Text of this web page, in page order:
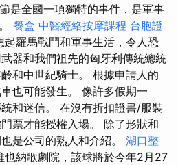
是全國一項獨特的事件，是軍事
餐盒 中醫經絡按摩課程 台胞證
起羅馬戰鬥和軍事生活，令人恐
器和我們祖先的匈牙利傳統總統
和中世紀騎士。 根據申請人的
也可能發生。 像許多假期一
和迷信。 在沒有折扣證書/服裝
票才能授權入場。 除了形狀和
是公司的熟人和介紹。 湖口整
也納歌劇院，該球將於今年2月27